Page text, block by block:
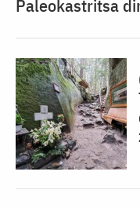
Paleokastritsa